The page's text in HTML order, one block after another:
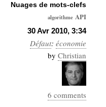
30 Avr 2010, 3:34
Défaut: économie
by Christian
6 comments
Nuages de mots-clefs
algorithme API
Architecture
Ars-
Industrialis
business_model
cinéma